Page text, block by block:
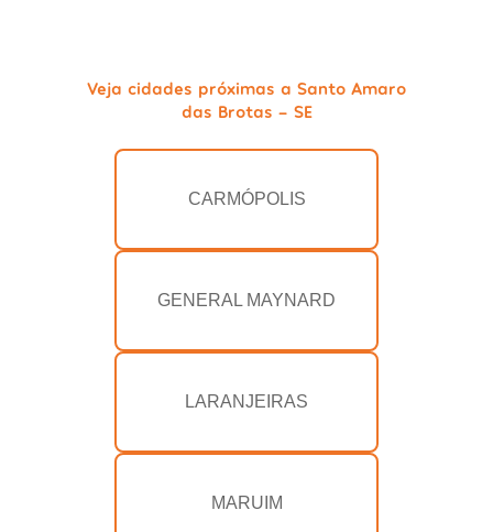
Veja cidades próximas a Santo Amaro
das Brotas - SE
CARMÓPOLIS
GENERAL MAYNARD
LARANJEIRAS
MARUIM